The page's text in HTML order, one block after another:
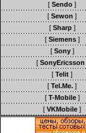
[ Sendo ]
[ Sewon ]
[ Sharp]
[ Siemens]
[ Sony]
[ SonyEricsson
[ Telit ]
[ Tel.Me. ]
[ T-Mobile]
[ VKMobile ]